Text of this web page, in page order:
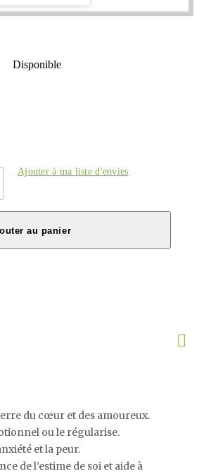
Disponible
Ajouter à ma liste d'envies
au panier
du cœur et des amoureux.
ou le régularise.
et la peur.
de l’estime de soi et aide à